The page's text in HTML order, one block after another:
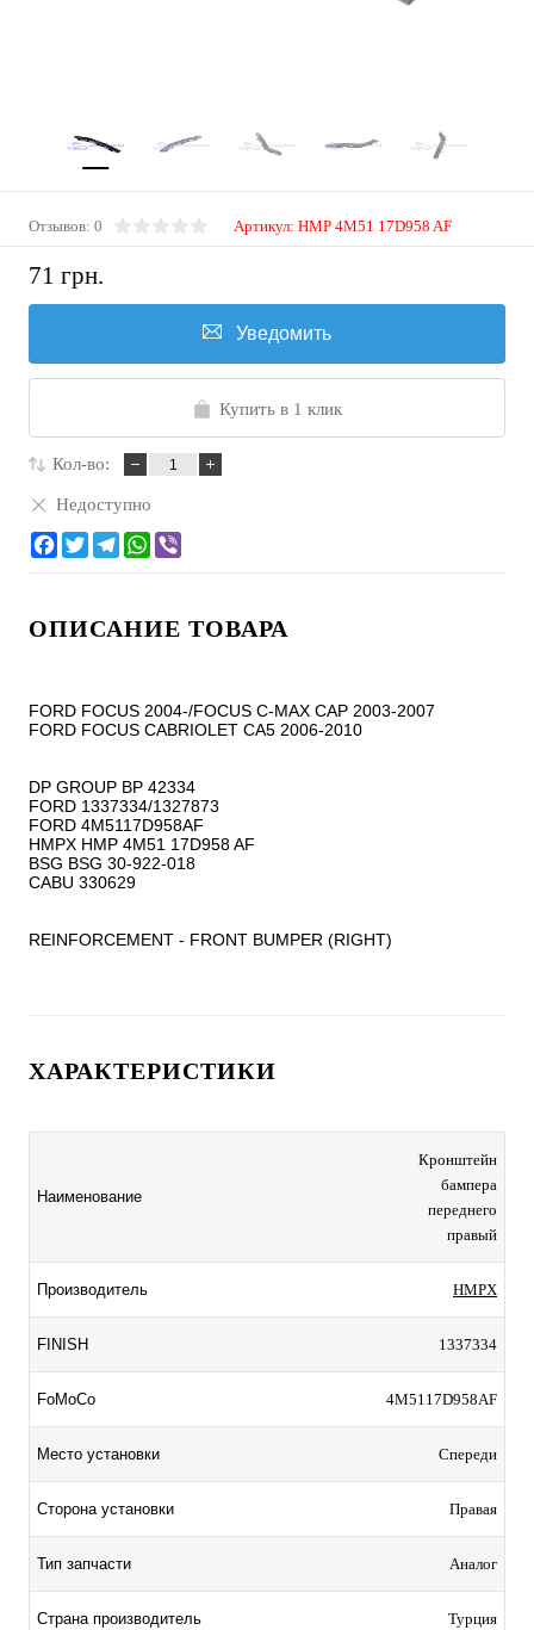
Отзывов: 0 Артикул: HMP 4M51 17D958 AF
71 грн.
Уведомить
Купить в 1 клик
Кол-во:
Недоступно
ОПИСАНИЕ ТОВАРА
FORD FOCUS 2004-/FOCUS C-MAX CAP 2003-2007
FORD FOCUS CABRIOLET CA5 2006-2010
DP GROUP BP 42334
FORD 1337334/1327873
FORD 4M5117D958AF
HMPX HMP 4M51 17D958 AF
BSG BSG 30-922-018
CABU 330629
REINFORCEMENT - FRONT BUMPER (RIGHT)
ХАРАКТЕРИСТИКИ
Наименование
Кронштейн
бампера
переднего
правый
Производитель HMPX
FINISH 1337334
FoMoCo 4M5117D958AF
Место установки Спереди
Сторона установки Правая
Тип запчасти Аналог
Страна производитель Турция